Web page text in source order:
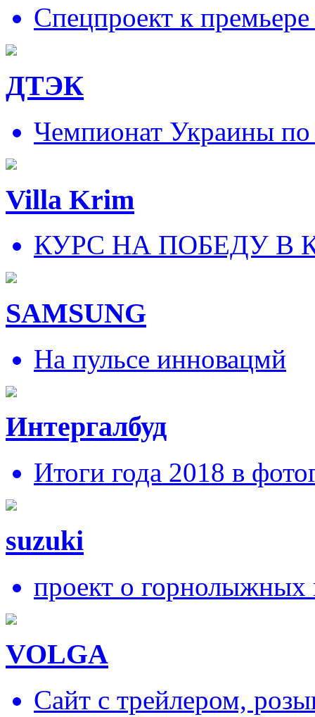
Спецпроект к
ДТЭК
Чемпионат Украины
Villa Krim
КУРС НА ПОБЕДУ В
SAMSUNG
На пульсе инновацмй
Интергалбуд
Итоги года 2018 в
suzuki
проект о горнолыжных
VOLGA
Сайт с трейлером,